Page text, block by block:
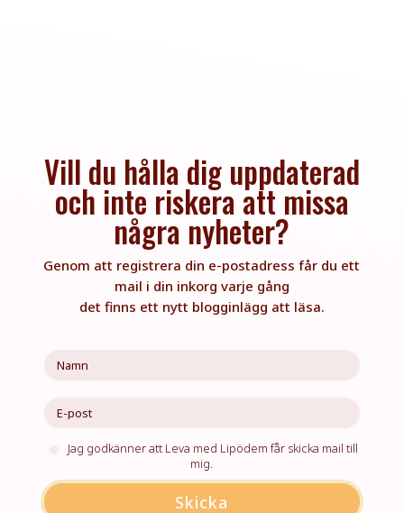
Vill du hålla dig uppdaterad
och inte riskera att missa
några nyheter?
Genom att registrera din e-postadress får du ett
mail i din inkorg varje gång
det finns ett nytt blogginlägg att läsa.
Jag godkänner att Leva med Lipödem får skicka mail till
mig.
Skicka